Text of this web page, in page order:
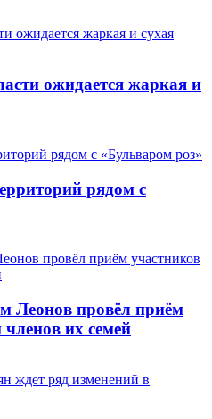
ожидается жаркая и
рядом с
Леонов провёл приём
их семей